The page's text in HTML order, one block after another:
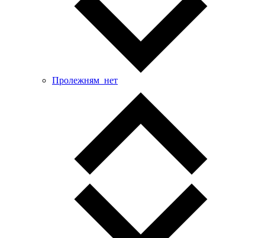
Пролежням_нет